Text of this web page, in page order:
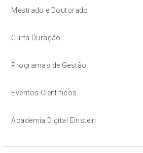
Mestrado e Doutorado
Curta Duração
Programas de Gestão
Eventos Científicos
Academia Digital Einstein